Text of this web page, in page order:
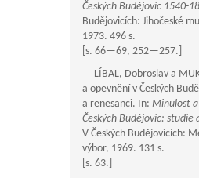
Českých Budějovic 1540-
Budějovicích: Jihočeské
1973. 496 s.
[s. 66—69, 252—257.]
LÍBAL, Dobroslav a
a opevnění v Českých
a renesanci. In: Minulost
Českých Budějovic: studie
V Českých Budějovicích:
výbor, 1969. 131 s.
[s. 63.]